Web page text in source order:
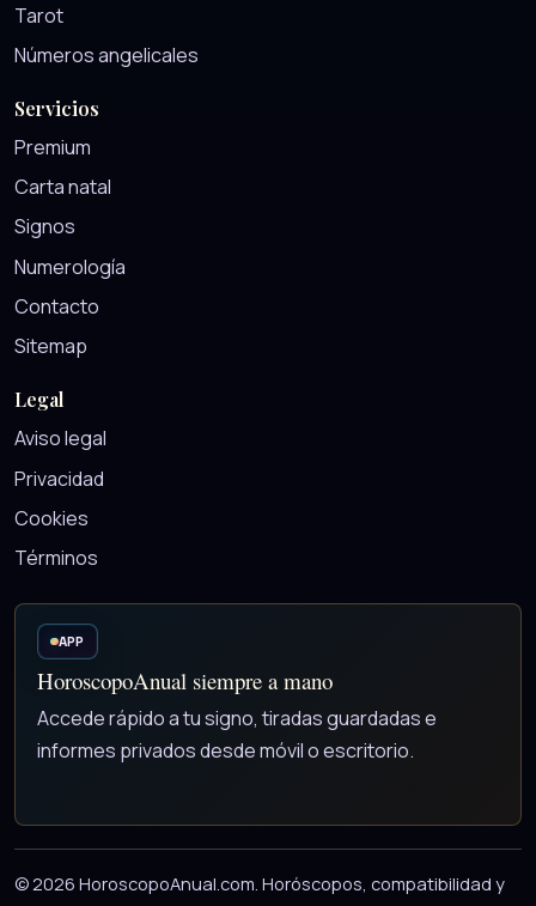
Tarot
Números angelicales
Servicios
Premium
Carta natal
Signos
Numerología
Contacto
Sitemap
Legal
Aviso legal
Privacidad
Cookies
Términos
APP
HoroscopoAnual siempre a mano
Accede rápido a tu signo, tiradas guardadas e
informes privados desde móvil o escritorio.
© 2026 HoroscopoAnual.com. Horóscopos, compatibilidad y